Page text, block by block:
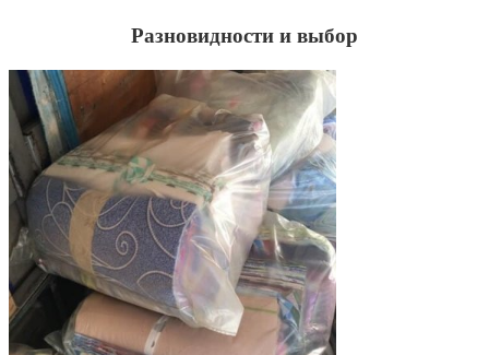
Разновидности и выбор